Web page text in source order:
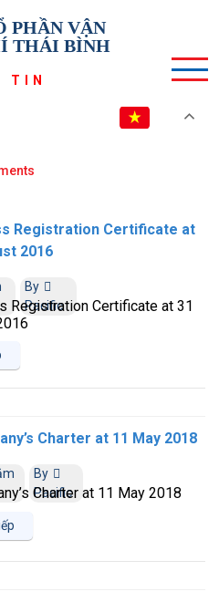
PHẦN VẬN
THÁI BÌNH
TIN
By
Pacific
Registration Certificate at
2016
Registration Certificate at 31
By
Pacific
Charter at 11 May 2018
Charter at 11 May 2018